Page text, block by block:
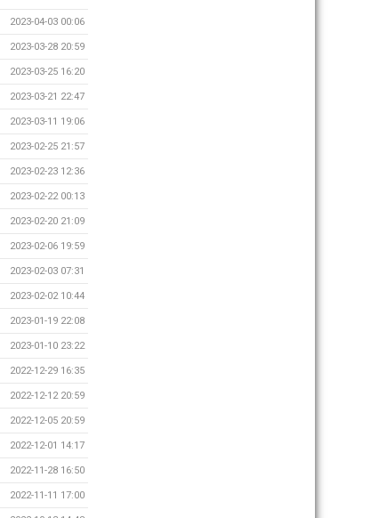
2023-04-03 00:06
2023-03-28 20:59
2023-03-25 16:20
2023-03-21 22:47
2023-03-11 19:06
2023-02-25 21:57
2023-02-23 12:36
2023-02-22 00:13
2023-02-20 21:09
2023-02-06 19:59
2023-02-03 07:31
2023-02-02 10:44
2023-01-19 22:08
2023-01-10 23:22
2022-12-29 16:35
2022-12-12 20:59
2022-12-05 20:59
2022-12-01 14:17
2022-11-28 16:50
2022-11-11 17:00